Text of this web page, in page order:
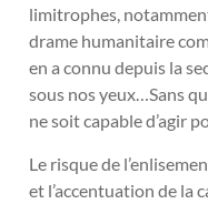
limitrophes,
drame humanitaire
en a connu depuis la
sous nos yeux…Sans
ne soit capable d’agir
Le risque de
et l’accentuation de la